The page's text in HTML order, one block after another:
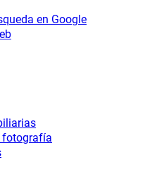
en Google
fotografía